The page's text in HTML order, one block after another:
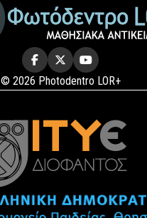
© 2026 Photodentro LOR+